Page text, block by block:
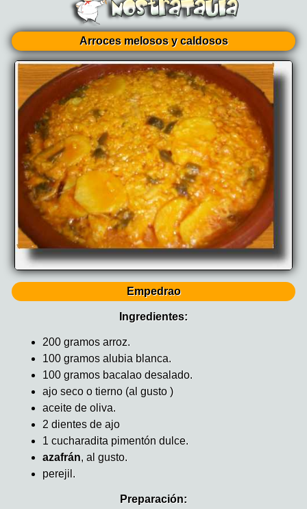
Arroces melosos y caldosos
Empedrao
Ingredientes:
200 gramos arroz.
100 gramos alubia blanca.
100 gramos bacalao desalado.
ajo seco o tierno (al gusto )
aceite de oliva.
2 dientes de ajo
1 cucharadita pimentón dulce.
azafrán, al gusto.
perejil.
Preparación: